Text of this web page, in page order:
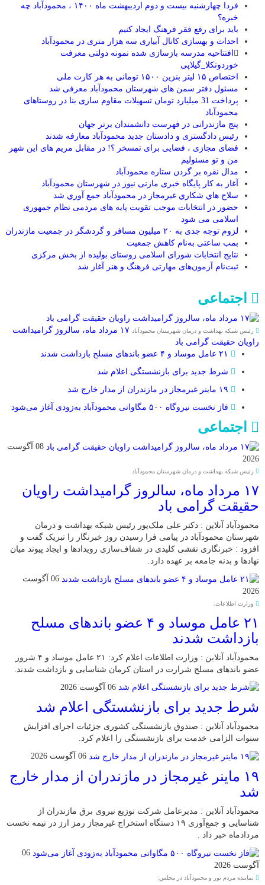
فردا چهارشنبه بیست و دوم اردیبهشت ماه ۱۴۰۰ ، محمودآباد چه
خبره؟
باید برای‌ رفع فقر فرهنگ ایجاد کنیم
احداث و بهسازی کانال آبیاری سه هزار متری در محمودآباد
افتتاحیه مدرسه بازسازی شده نمونه دولتی معرفت
خوردونکلا_گیلاپی
اختصاص ۱۵ لیتر بنزین ۱۵۰۰ تومانی به هر کارت ملی
مسئول دفتر سمن های شهرستان محمودآباد معرفی شد
پرداخت 31 میلیارد تومان تسهیلات مقاوم سازی بنا در روستاهای
محمودآباد
پنج مازندرانی در فهرست دانشمندان برتر جهان
رئیس دادگستری و دادستان جدید محمودآباد معارفه شدند
فضای مجازی ، فضایی برای تمسخر ؟! در مقابل مریم های این شهر
من و تو مسئولیم
مدال نقره بر گردن ستاره محمودآباد
آغاز به کار پایگاه خبری مازنی نیوز در شهرستان محمودآباد
سلاح هاي شکاري غيرمجاز در محمودآباد جمع آوري شد
حضور در انتخابات موجب تقویت پایه های مردمی نظام جمهوری
اسلامی می شود
لزوم توجه جدی به ۲۰ میلیون مسافر و گردشگر در جمعیت مازندران
بمب ساعتی به‌نام کاهش جمعیت
نتایج انتخابات شورای اسلامی روستای بولیده از بخش مرکزی
ثبت‌نام آزمون‌های مهارتی فرهنگ و هنر آغاز شد
اجتماعی
رئیس شبکه بهداشت و درمان شهرستان محمودآباد
۱۷ مرداد ماه، سالروز گرامیداشت
راویان حقیقت گرامی باد
شرط جدید برای بازنشستگی اعلام شد
فاز نخست نیروگاه ۵۰۰ مگاواتی محمودآباد به‌زودی آغاز می‌شود
اجتماعی
08 آگوست
2026
رئیس شبکه بهداشت و درمان شهرستان محمودآباد
۱۷ مرداد ماه، سالروز گرامیداشت راویان
حقیقت گرامی باد
محمودآباد آنلاین : دکتر علی ملک‌پور رئیس شبکه بهداشت و درمان
شهرستان محمودآباد در پیامی فرا رسیدن روز خبرنگار را تبریک گفت و
افزود : خبرنگاری نقشی کلیدی در شفاف‌سازی رویدادها و ایجاد پیوند میان
نهادها و بدنه جامعه بر عهده دارد.
06 آگوست
2026
وزارت اطلاعات:
۲۱ عامل موساد و ۴ عضو باند‌های مسلح
بازداشت شدند
محمودآباد آنلاین : وزارت اطلاعات اعلام کرد: ۲۱ عامل موساد و ۴ شرور
عضو باند‌های مسلح شرارت در استان کرمان شناسایی و بازداشت شدند.
06 آگوست 2026
شرط جدید برای بازنشستگی اعلام شد
محمودآباد آنلاین : صندوق بازنشستگی کشوری جزئیات اجرای افزایش
سنوات الزامی خدمت برای بازنشستگی را اعلام کرد.
06 آگوست 2026
۱۹ ماینر غیرمجاز در مازندران از مدار خارج
شد
محمودآباد آنلاین : مدیرعامل شرکت توزیع نیروی برق مازندران از
شناسایی و جمع‌آوری ۱۹ دستگاه استخراج غیرمجاز رمز ارز در نیمه نخست
مردادماه خبر داد .
06
آگوست 2026
نماینده مردم نور و محمودآباد در مجلس: